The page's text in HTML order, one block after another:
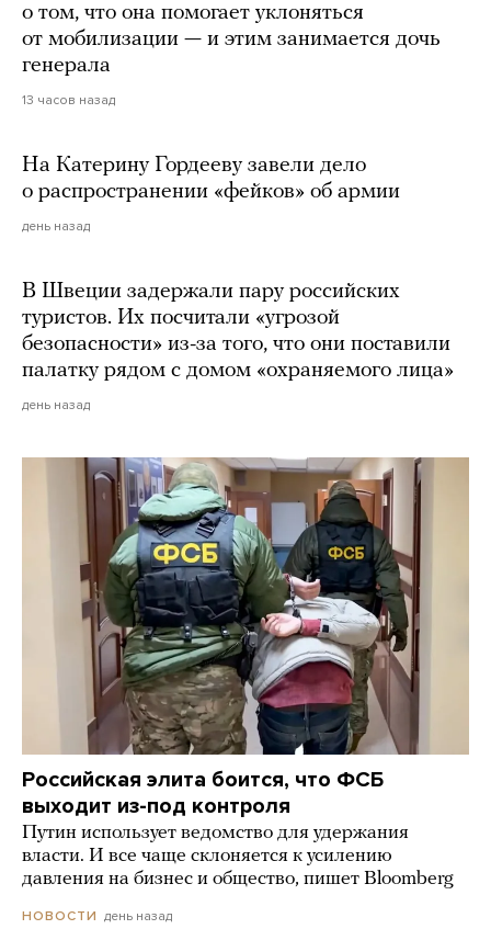
о том, что она помогает уклоняться
от мобилизации — и этим занимается дочь
генерала
13 часов назад
На Катерину Гордееву завели дело
о распространении «фейков» об армии
день назад
В Швеции задержали пару российских
туристов. Их посчитали «угрозой
безопасности» из-за того, что они поставили
палатку рядом с домом «охраняемого лица»
день назад
Российская элита боится, что ФСБ
выходит из-под контроля
Путин использует ведомство для удержания
власти. И все чаще склоняется к усилению
давления на бизнес и общество, пишет Bloomberg
НОВОСТИ день назад